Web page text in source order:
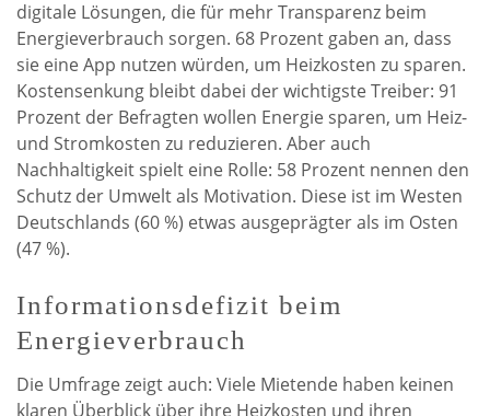
digitale Lösungen, die für mehr Transparenz beim
Energieverbrauch sorgen. 68 Prozent gaben an, dass
sie eine App nutzen würden, um Heizkosten zu sparen.
Kostensenkung bleibt dabei der wichtigste Treiber: 91
Prozent der Befragten wollen Energie sparen, um Heiz-
und Stromkosten zu reduzieren. Aber auch
Nachhaltigkeit spielt eine Rolle: 58 Prozent nennen den
Schutz der Umwelt als Motivation. Diese ist im Westen
Deutschlands (60 %) etwas ausgeprägter als im Osten
(47 %).
Informationsdefizit beim
Energieverbrauch
Die Umfrage zeigt auch: Viele Mietende haben keinen
klaren Überblick über ihre Heizkosten und ihren